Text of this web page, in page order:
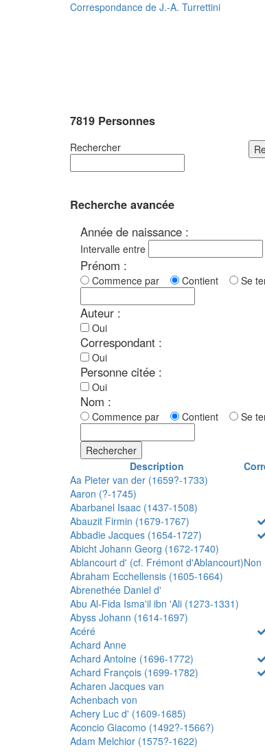
Correspondance de J.-A. Turrettini
7819 Personnes
Rechercher
Recherche avancée
Année de naissance :
Intervalle entre
Prénom :
Commence par Contient Se
Auteur :
Oui
Correspondant :
Oui
Personne citée :
Oui
Nom :
Commence par Contient Se
Rechercher
Description
Aa Pieter van der (1659?-1733)
Aaron (?-1745)
Abarbanel Isaac (1437-1508)
Abauzit Firmin (1679-1767)
Abbadie Jacques (1654-1727)
Abicht Johann Georg (1672-1740)
Ablancourt d' (cf. Frémont d'Ablancourt)Non
Abraham Ecchellensis (1605-1664)
Abrenethée Daniel d'
Abu Al-Fida Isma'il ibn 'Ali (1273-1331)
Abyss Johann (1614-1697)
Acéré
Achard Anne
Achard Antoine (1696-1772)
Achard François (1699-1782)
Acharen Jacques van
Achenbach von
Achery Luc d' (1609-1685)
Aconcio Giacomo (1492?-1566?)
Adam Melchior (1575?-1622)